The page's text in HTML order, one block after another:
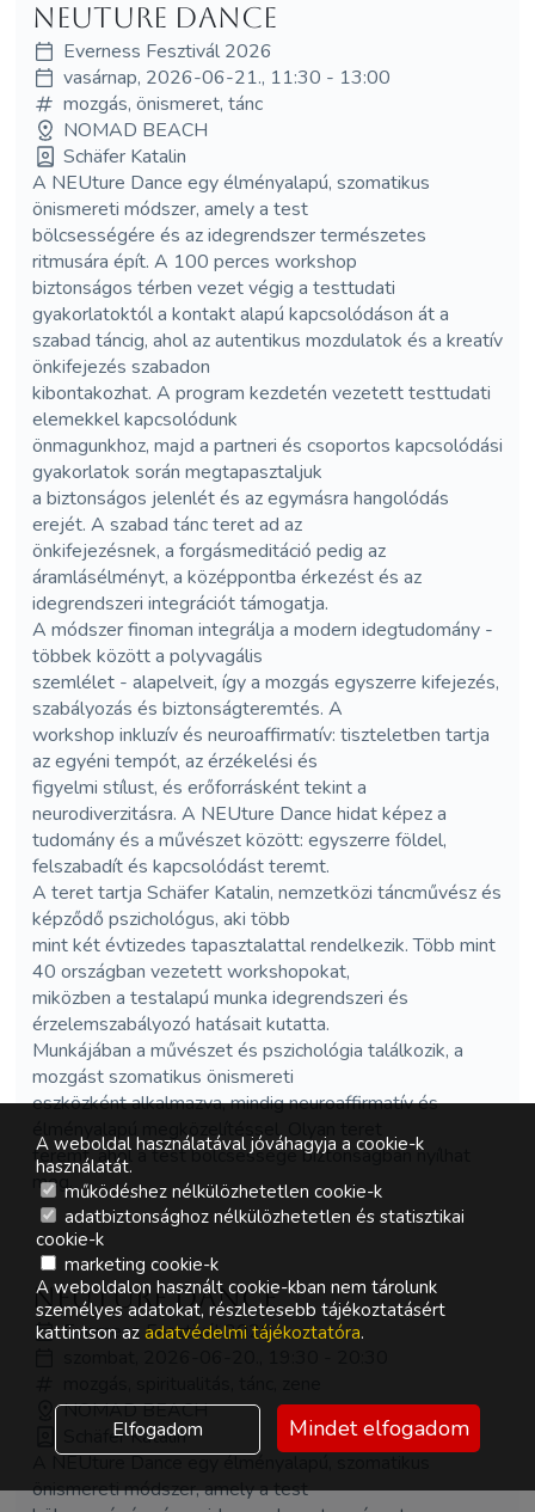
NEUture dance
Everness Fesztivál 2026
vasárnap, 2026-06-21., 11:30 - 13:00
mozgás, önismeret, tánc
NOMAD BEACH
Schäfer Katalin
A NEUture Dance egy élményalapú, szomatikus
önismereti módszer, amely a test
bölcsességére és az idegrendszer természetes
ritmusára épít. A 100 perces workshop
biztonságos térben vezet végig a testtudati
gyakorlatoktól a kontakt alapú kapcsolódáson át a
szabad táncig, ahol az autentikus mozdulatok és a kreatív
önkifejezés szabadon
kibontakozhat. A program kezdetén vezetett testtudati
elemekkel kapcsolódunk
önmagunkhoz, majd a partneri és csoportos kapcsolódási
gyakorlatok során megtapasztaljuk
a biztonságos jelenlét és az egymásra hangolódás
erejét. A szabad tánc teret ad az
önkifejezésnek, a forgásmeditáció pedig az
áramlásélményt, a középpontba érkezést és az
idegrendszeri integrációt támogatja.
A módszer finoman integrálja a modern idegtudomány -
többek között a polyvagális
szemlélet - alapelveit, így a mozgás egyszerre kifejezés,
szabályozás és biztonságteremtés. A
workshop inkluzív és neuroaffirmatív: tiszteletben tartja
az egyéni tempót, az érzékelési és
figyelmi stílust, és erőforrásként tekint a
neurodiverzitásra. A NEUture Dance hidat képez a
tudomány és a művészet között: egyszerre földel,
felszabadít és kapcsolódást teremt.
A teret tartja Schäfer Katalin, nemzetközi táncművész és
képződő pszichológus, aki több
mint két évtizedes tapasztalattal rendelkezik. Több mint
40 országban vezetett workshopokat,
miközben a testalapú munka idegrendszeri és
érzelemszabályozó hatásait kutatta.
Munkájában a művészet és pszichológia találkozik, a
mozgást szomatikus önismereti
eszközként alkalmazva, mindig neuroaffirmatív és
élményalapú megközelítéssel. Olyan teret
teremt, ahol a test bölcsessége biztonságban nyílhat
meg.
NEUture dance
Everness Fesztivál 2026
NOMAD BEACH
Schäfer Katalin
A NEUture Dance egy élményalapú, szomatikus
önismereti módszer, amely a test
A weboldal használatával jóváhagyja a cookie-k
használatát.
működéshez nélkülözhetetlen cookie-k
adatbiztonsághoz nélkülözhetetlen és statisztikai
cookie-k
marketing cookie-k
A weboldalon használt cookie-kban nem tárolunk
személyes adatokat, részletesebb tájékoztatásért
kattintson az adatvédelmi tájékoztatóra.
Elfogadom Mindet elfogadom